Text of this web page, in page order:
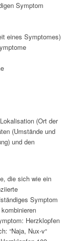
Symptom
eines Symptomes)
(Ort der
(Umstände und
und den
die sich wie ein
Symptom
Herzklopfen
“Naja, Nux-v“